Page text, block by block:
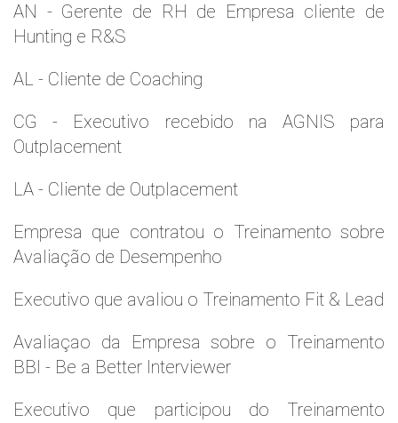
AN - Gerente de RH de Empresa cliente de
Hunting e R&S
AL - Cliente de Coaching
CG - Executivo recebido na AGNIS para
Outplacement
LA - Cliente de Outplacement
Empresa que contratou o Treinamento sobre
Avaliação de Desempenho
Executivo que avaliou o Treinamento Fit & Lead
Avaliaçao da Empresa sobre o Treinamento
BBI - Be a Better Interviewer
Executivo que participou do Treinamento